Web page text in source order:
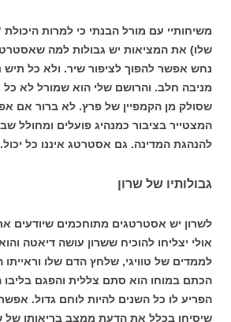
משיחותיי עם מורל הבנתי כי למרות היכולת
שלו) את המציאות יש גבולות למה
נחש אפשר להפוך לציפור שיר. ולא כל תיש
מניבה חלב. והרושם שלי הוא שמורל לא
שסולק מן הקמפיין של פרץ. לא ברור אם
המצטייר בציבור כמנהיג פועלים ומחולל
להנהגת המדינה. גם אסטרטג איננו כל יכול.
גבולותיו של שרון
לשרון יש אסטרטגים מתוחכמים שיודעים
אולי יצליחו להוכיח ששרון עושה דיאטה
הכתם במוחו הוא סתם צללית והפגם
הפריע לו כל השנים להיות לוחם גדול.
שיסיחו בכלל את הדעת ממצב בריאותו של